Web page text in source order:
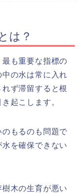
は？
も重要な指標の
中の水は常に入れ
ず滞留すると根
き起こします。
もるのも問題で
を確保できない
木の生育が悪い